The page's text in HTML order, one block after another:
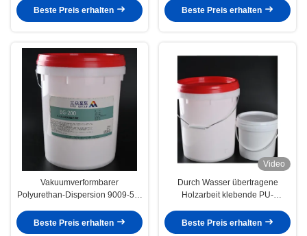
Vakuumfurnier
Beste Preis erhalten
Vakuumfurnier-blatt
Beste Preis erhalten
Vakuumverformbarer
Polyurethan-Dispersion 9009-54-
Wasserbasis
Beste Preis erhalten
Video
Durch Wasser übertragene
Holzarbeit klebende PU-
Presse
Beste Preis erhalten